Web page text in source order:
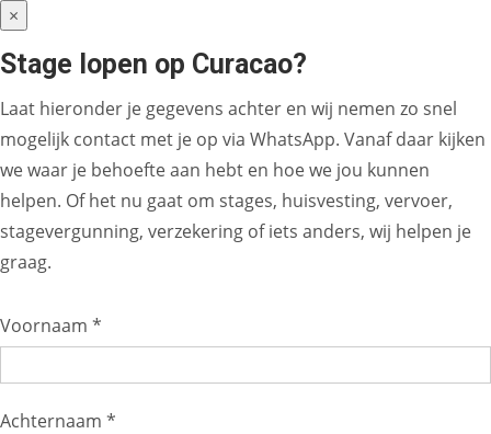
×
Stage lopen op Curacao?
Laat hieronder je gegevens achter en wij nemen zo snel
mogelijk contact met je op via WhatsApp. Vanaf daar kijken
we waar je behoefte aan hebt en hoe we jou kunnen
helpen. Of het nu gaat om stages, huisvesting, vervoer,
stagevergunning, verzekering of iets anders, wij helpen je
graag.
Voornaam *
Achternaam *